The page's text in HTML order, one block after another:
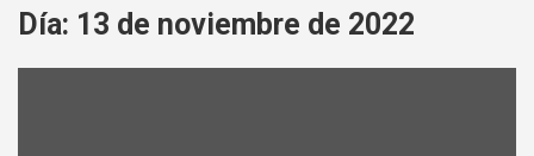
Día: 13 de noviembre de 2022